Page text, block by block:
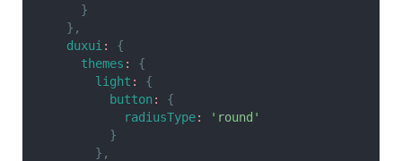
}
} ,
duxui :
{
themes :
{
light :
{
button :
{
radiusType:
'round'
}
} ,